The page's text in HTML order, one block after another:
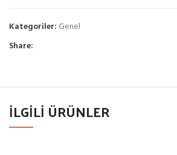
Kategoriler: Genel
Share:
İLGILI ÜRÜNLER